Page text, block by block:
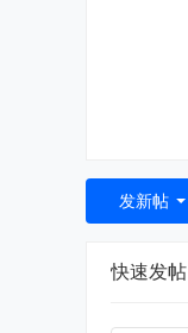
发新帖
快速发帖